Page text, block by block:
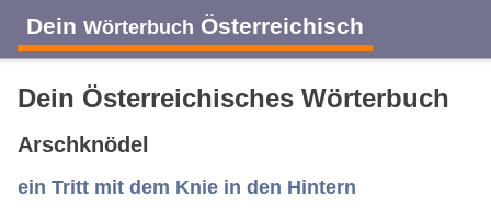
Dein Wörterbuch Österreichisch
A B C D E F G
Dein Österreichisches Wörterbuch
Arschknödel
ein Tritt mit dem Knie in den Hintern